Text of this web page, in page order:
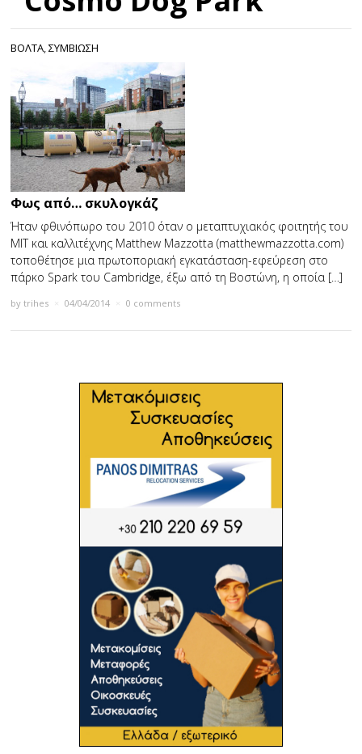
ΒΟΛΤΑ,ΣΥΜΒΙΩΣΗ
Φως από… σκυλογκάζ
Ήταν φθινόπωρο του 2010 όταν ο μεταπτυχιακός φοιτητής του
ΜΙΤ και καλλιτέχνης Matthew Mazzotta (matthewmazzotta.com)
τοποθέτησε μια πρωτοποριακή εγκατάσταση-εφεύρεση στο
πάρκο Spark του Cambridge, έξω από τη Βοστώνη, η οποία […]
bytrihes 04/04/2014 0 comments